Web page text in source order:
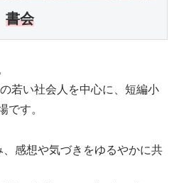
書会
若い社会人を中心に、短編小
です。
感想や気づきをゆるやかに共